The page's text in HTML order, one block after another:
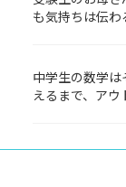
も気持ちは伝わ
中学生の数学
えるまで、アウ